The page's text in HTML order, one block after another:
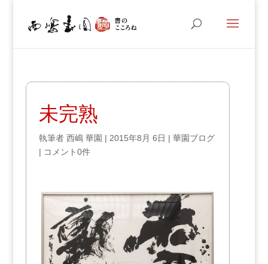
未完熟
執筆者 西嶋 華園 | 2015年8月 6日 | 華園ブログ
| コメント0件